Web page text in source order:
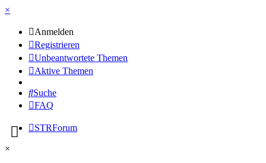
×
Anmelden
Registrieren
Unbeantwortete Themen
Aktive Themen
Suche
FAQ
STRForum
×